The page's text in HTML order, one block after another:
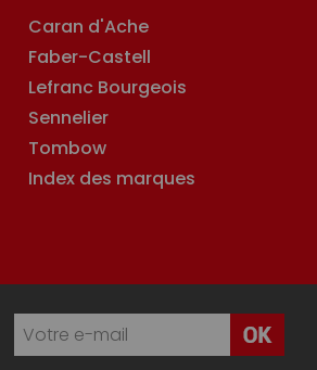
Caran d'Ache
Faber-Castell
Lefranc Bourgeois
Sennelier
Tombow
Index des marques